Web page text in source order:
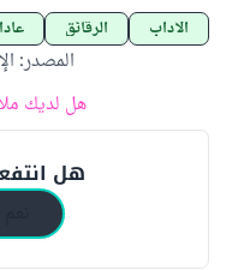
الآداب الرقائق
المصدر:
هل لديك
هل